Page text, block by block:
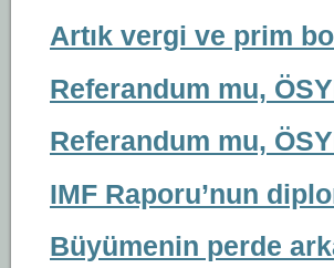
Artık vergi ve prim
Referandum mu,
Referandum mu,
IMF Raporu’nun
Büyümenin perde